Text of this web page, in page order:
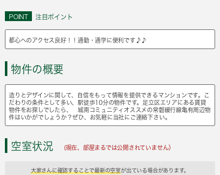
POINT 注目ポイント
都心へのアクセス良好！！通勤・通学に便利です♪♪
物件の概要
造りとデザインに関して、自信をもって情報を提供できるマンションです。こ
だわりの条件として多い、駅徒歩10分の物件です。足立区エリアにある賃貸
物件をお探しでしたら、 城南コミュニティオススメの常磐緩行線亀有周辺物
件はいかがでしょうか？ぜひ、お気軽に当社にご連絡下さい。
空室状況 (現在、部屋まるでは公開されていません）
大家さんに確認することで最新の空室が出ている場合があります。